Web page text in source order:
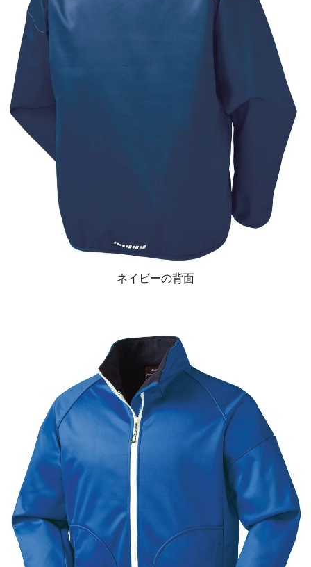
ネイビーの背面